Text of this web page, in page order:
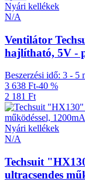
Nyári kellékek
N/A
Ventilátor
hajlítható, 5V -
Beszerzési idő: 3 - 5
3 638 Ft-40 %
2 181 Ft
Nyári kellékek
N/A
Techsuit
ultracsendes